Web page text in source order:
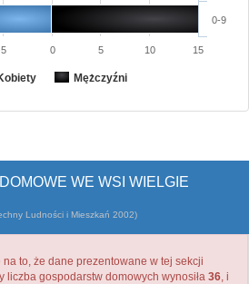
Mężczyźni
0-9
5 0 5 10 15
WE WSI WIELGIE
Ludności i Mieszkań 2002)
to, że dane prezentowane w tej sekcji
liczba gospodarstw domowych wynosiła 36, i